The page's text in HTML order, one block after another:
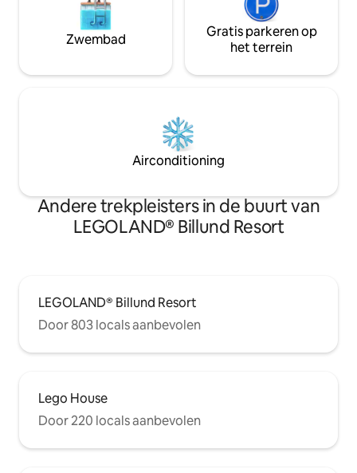
Zwembad
Gratis parkeren op
het terrein
Airconditioning
Andere trekpleisters in de buurt van
LEGOLAND® Billund Resort
LEGOLAND® Billund Resort
Door 803 locals aanbevolen
Lego House
Door 220 locals aanbevolen